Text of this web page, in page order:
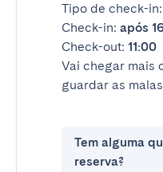
Tipo de check-in:
Check-in: após
Check-out: 11:00
Vai chegar mais
guardar as
Tem alguma
reserva?